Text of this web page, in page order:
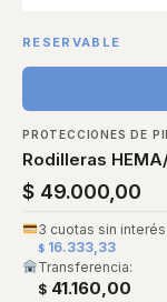
RESERVABLE
PROTECCIONES DE
Rodilleras
$ 49.000,00
3 cuotas sin
$16.333,33
Transferencia:
$41.160,00